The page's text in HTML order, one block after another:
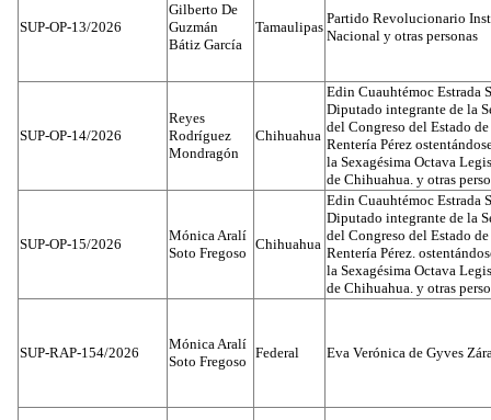
SUP-OP-13/2026
Gilberto De
Guzmán
Bátiz García
Tamaulipas
Partido Revolucionario
Nacional y otras personas
SUP-OP-14/2026
Reyes
Rodríguez
Mondragón
Chihuahua
Edin Cuauhtémoc Estrada
Diputado integrante de la
del Congreso del Estado
Rentería Pérez
la Sexagésima Octava
de Chihuahua. y otras
SUP-OP-15/2026
Mónica Aralí
Soto Fregoso
Chihuahua
Edin Cuauhtémoc Estrada
Diputado integrante de la
del Congreso del Estado
Rentería Pérez.
la Sexagésima Octava
de Chihuahua. y otras
SUP-RAP-154/2026
Mónica Aralí
Soto Fregoso
Federal Eva Verónica de Gyves